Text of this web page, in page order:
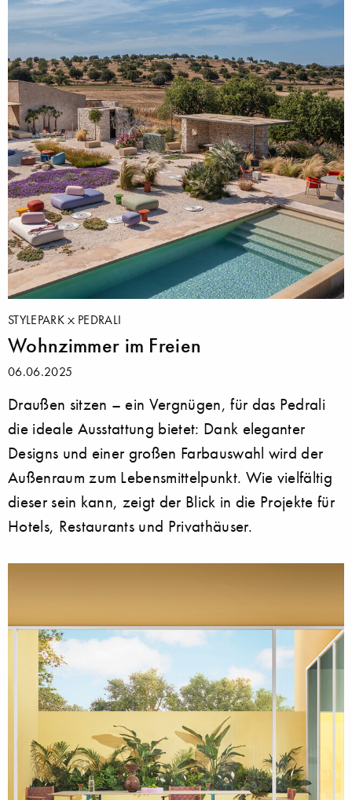
STYLEPARK PEDRALI
Wohnzimmer im Freien
06.06.2025
Draußen sitzen – ein Vergnügen, für das Pedrali
die ideale Ausstattung bietet: Dank eleganter
Designs und einer großen Farbauswahl wird der
Außenraum zum Lebensmittelpunkt. Wie vielfältig
dieser sein kann, zeigt der Blick in die Projekte für
Hotels, Restaurants und Privathäuser.